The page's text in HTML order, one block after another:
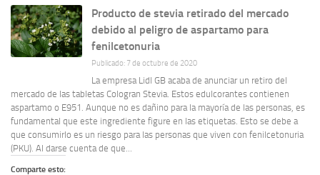
Producto de stevia retirado del mercado
debido al peligro de aspartamo para
fenilcetonuria
Publicado: 7 de octubre de 2020
La empresa Lidl GB acaba de anunciar un retiro del
mercado de las tabletas Cologran Stevia. Estos edulcorantes contienen
aspartamo o E951. Aunque no es dañino para la mayoría de las personas, es
fundamental que este ingrediente figure en las etiquetas. Esto se debe a
que consumirlo es un riesgo para las personas que viven con fenilcetonuria
(PKU). Al darse cuenta de que...
Comparte esto: